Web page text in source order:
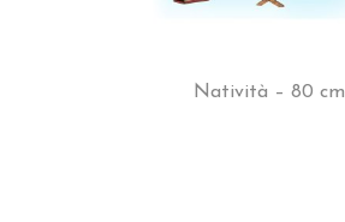
Natività – 80 cm